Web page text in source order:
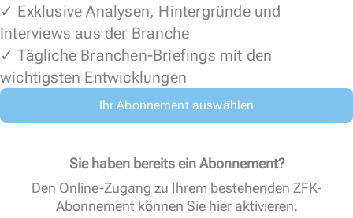
✓ Exklusive Analysen, Hintergründe und
Interviews aus der Branche
✓ Tägliche Branchen-Briefings mit den
wichtigsten Entwicklungen
Ihr Abonnement auswählen
Sie haben bereits ein Abonnement?
Den Online-Zugang zu Ihrem bestehenden ZFK-
Abonnement können Sie hier aktivieren.